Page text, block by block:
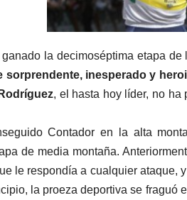
la decimoséptima etapa de
sorprendente, inesperado y
, el hasta hoy líder, no ha
Contador en la alta
de media montaña.
le respondía a cualquier ataque,
la proeza deportiva se fraguó